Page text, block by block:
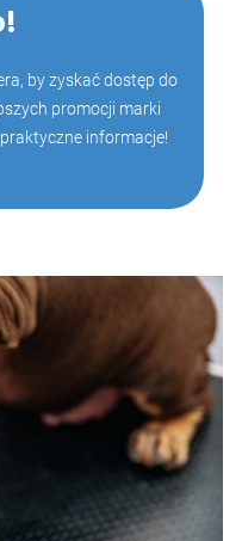
by zyskać dostęp do
promocji marki
informacje!